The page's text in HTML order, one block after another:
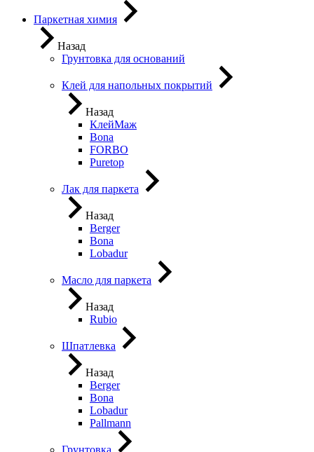
Паркетная химия
Назад
Грунтовка для оснований
Клей для напольных покрытий
Назад
КлейМаж
Bona
FORBO
Puretop
Лак для паркета
Назад
Berger
Bona
Lobadur
Масло для паркета
Назад
Rubio
Шпатлевка
Назад
Berger
Bona
Lobadur
Pallmann